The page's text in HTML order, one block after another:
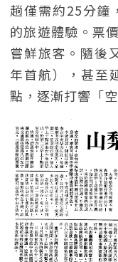
趟僅需約25分鐘
的旅遊體驗。票
嘗鮮旅客。隨後
年首航），甚至
點，逐漸打響「